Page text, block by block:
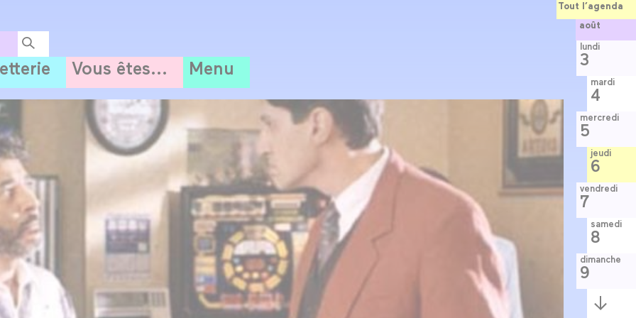
Vous êtes... Menu
Tout l’agenda
août
lundi
3
mardi
4
mercredi
5
jeudi
6
vendredi
7
samedi
8
dimanche
9
Semaine
suivante